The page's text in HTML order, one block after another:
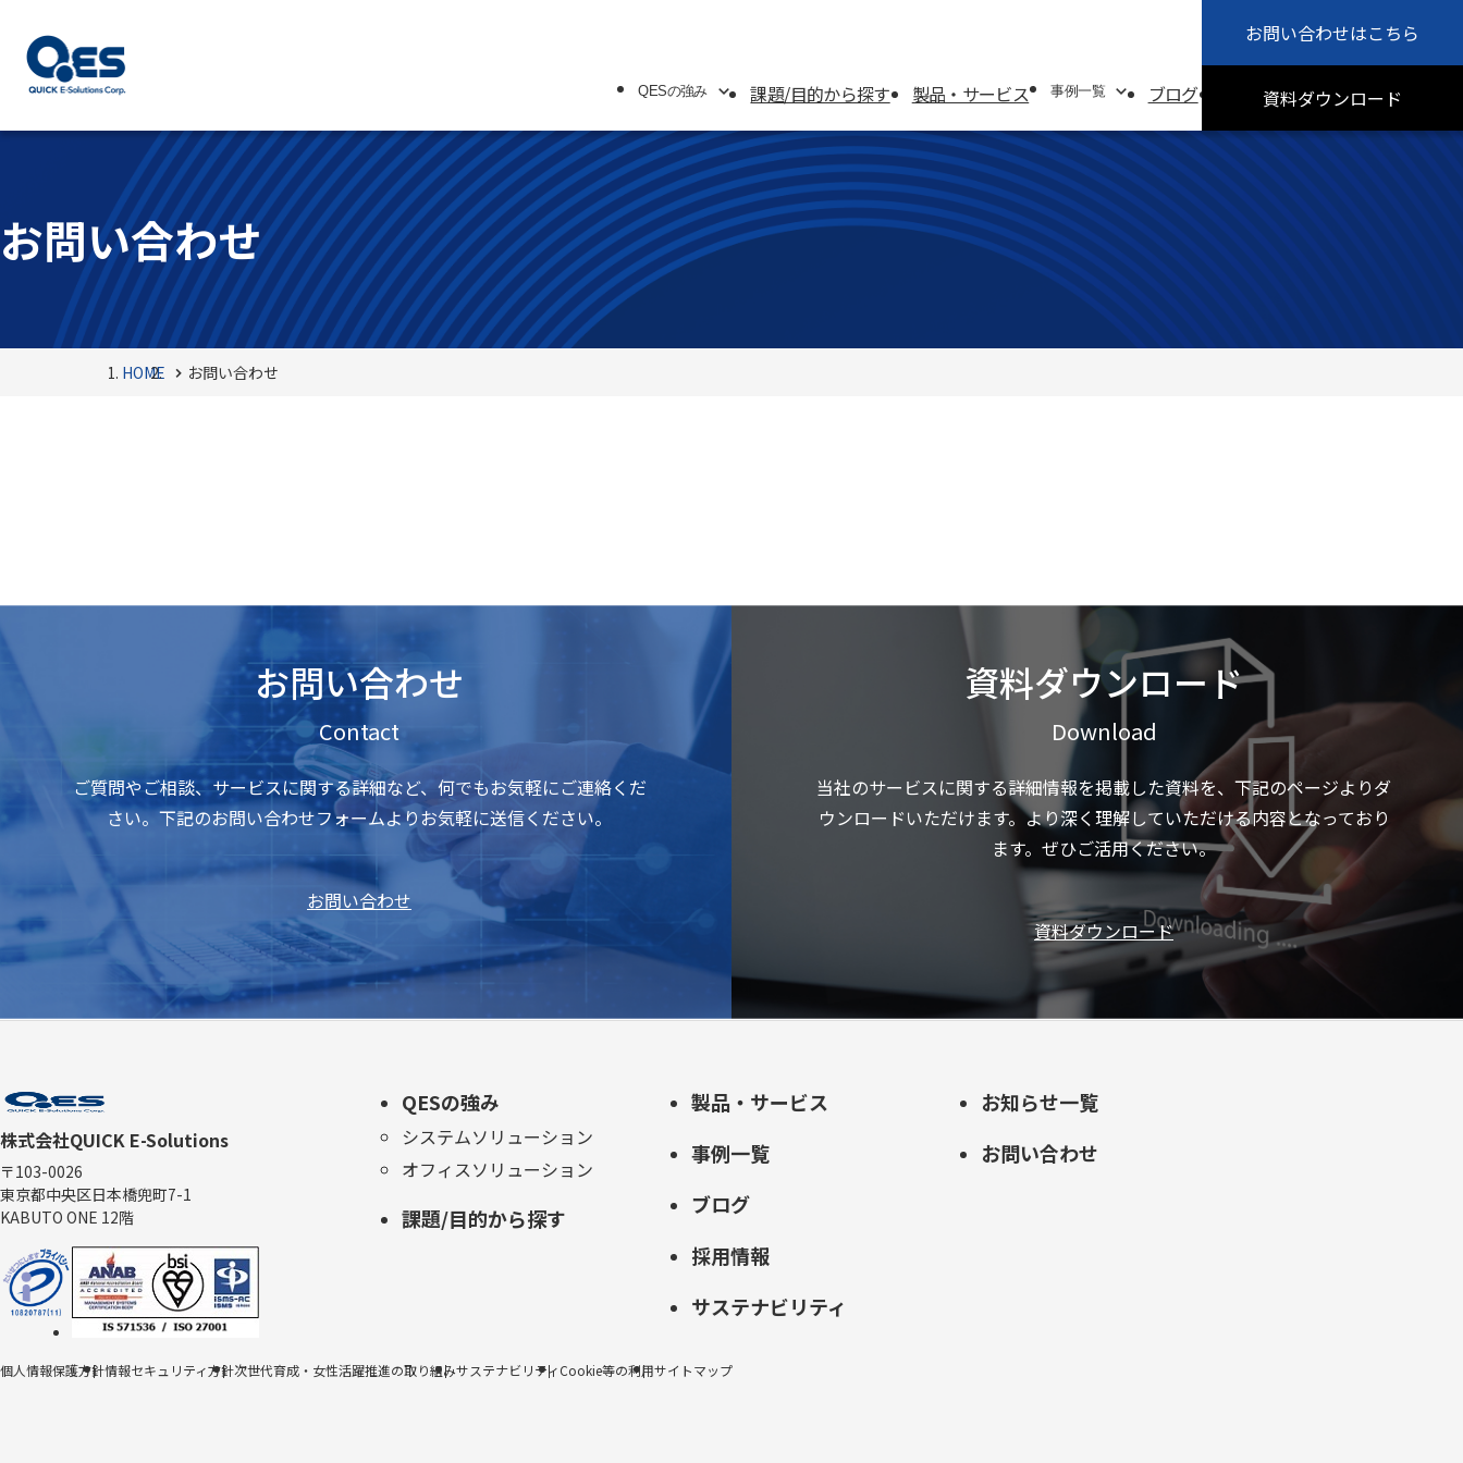
会社概要 お知らせ
QESの強み
QESの強み
システムソリューション
オフィスソリューション
課題/目的から探す 製品・サービス 事例一覧
事例一覧
システムソリューション事例
オフィスソリューション事例
ブログ 採用情報 サステナビリティ
お問い合わせはこちら
資料ダウンロード
お問い合わせ
HOME お問い合わせ
お問い合わせ
Contact
ご質問やご相談、サービスに関する詳細など、何でもお気軽にご連絡くだ
さい。下記のお問い合わせフォームよりお気軽に送信ください。
お問い合わせ
資料ダウンロード
Download
当社のサービスに関する詳細情報を掲載した資料を、下記のページよりダ
ウンロードいただけます。より深く理解していただける内容となっており
ます。ぜひご活用ください。
資料ダウンロード
株式会社QUICK E-Solutions
〒103-0026
東京都中央区日本橋兜町7-1
KABUTO ONE 12階
QESの強み
システムソリューション
オフィスソリューション
課題/目的から探す
製品・サービス
事例一覧
ブログ
採用情報
サステナビリティ
お知らせ一覧
お問い合わせ
個人情報保護方針情報セキュリティ方針次世代育成・女性活躍推進の取り組みサステナビリティCookie等の利用サイトマップ